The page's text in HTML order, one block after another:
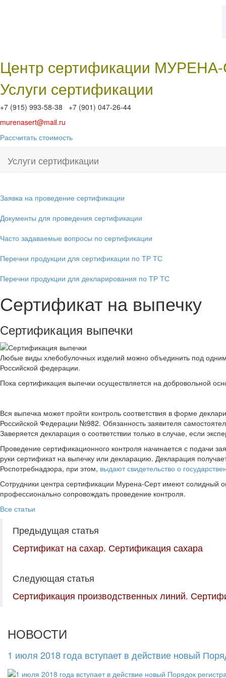
Центр сертификации
Услуги сертификации
+7 (915) 993-58-38 +7 (901) 047-26-44
murenasert@mail.ru
Рассчитать стоимость
Услуги сертификации
Заявка на проведение сертификации
Документы для проведения сертификации
Часто задаваемые вопросы по сертификации
Перечни продукции для сертификации по ТР ТС
Перечни продукции для декларирования по ТР ТС
Сертификат на выпечку
Сертификация выпечки
Любые виды хлебобулочных изделий можно объединить под
Российской федерации.
Пока сертификация выпечки осуществляется на добровольной
Вся выпечка может пройти контроль соответствия в форме
Российской Федерации №982. Обязанность заявителя
Заверяется декларация о соответствии только в случае, если
Проведение сертификационного контроля начинается с подачи
руки сертификат на выпечку или декларацию. Декларация
Роспотребнадзора, при этом, выдают свидетельство о
Сотрудники центра сертификации Мурена-Серт имеют солидный
профессионально сопровождать проведение контроля.
Все статьи
Предыдущая статья
Сертификат на сахар. Сертификация сахара
Следующая статья
Сертификация производственных линий.
НОВОСТИ
1 июля 2018 года вступает в действие новый